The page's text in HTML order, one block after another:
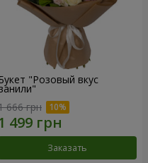
Букет "Розовый вкус
666 грн
Заказать